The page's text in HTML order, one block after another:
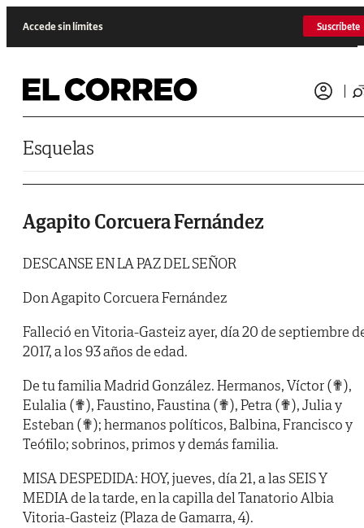
Accede sin límites Suscríbete
Esquelas
Agapito Corcuera Fernández
DESCANSE EN LA PAZ DEL SEÑOR
Don Agapito Corcuera Fernández
Falleció en Vitoria-Gasteiz ayer, día 20 de septiembre
2017, a los 93 años de edad.
De tu familia Madrid González. Hermanos, Víctor (✟),
Eulalia (✟), Faustino, Faustina (✟), Petra (✟), Julia y
Esteban (✟); hermanos políticos, Balbina, Francisco y
Teófilo; sobrinos, primos y demás familia.
MISA DESPEDIDA: HOY, jueves, día 21, a las SEIS Y
MEDIA de la tarde, en la capilla del Tanatorio Albia
Vitoria-Gasteiz (Plaza de Gamarra, 4).